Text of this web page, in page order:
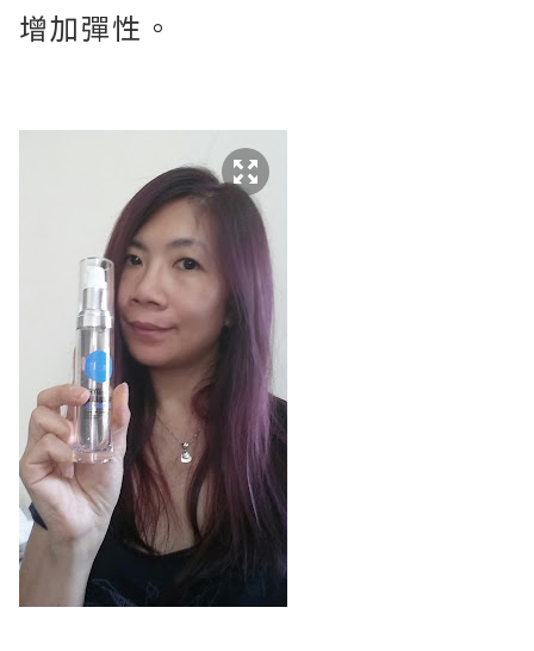
增加彈性。